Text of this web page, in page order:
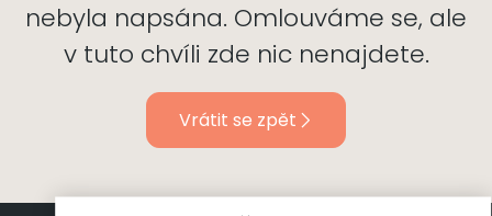
nebyla napsána. Omlouváme se, ale
v tuto chvíli zde nic nenajdete.
Vrátit se zpět